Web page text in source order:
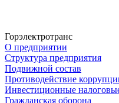
Горэлектротранс
О предприятии
Структура предприятия
Подвижной состав
Противодействие
Инвестиционные
Гражданская оборона